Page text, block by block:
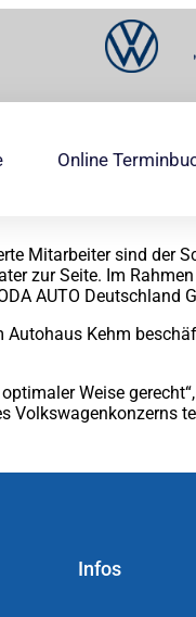
Online
Mitarbeiter sind der
zur Seite. Im
AUTO Deutschland
Kehm
Weise
Volkswagenkonzerns
Infos